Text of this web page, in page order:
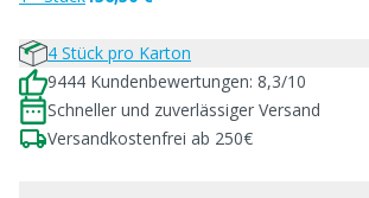
4 Stück pro Karton
9444 Kundenbewertungen: 8,3/10
Schneller und zuverlässiger Versand
Versandkostenfrei ab 250€